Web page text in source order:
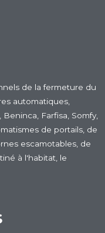
de la fermeture du
automatiques,
Farfisa, Somfy,
de portails, de
escamotables, de
à l'habitat, le